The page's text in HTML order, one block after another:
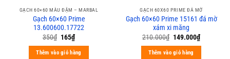
GẠCH 60×60 MÀU ĐẬM – MARBAL
Gạch 60×60 Prime
13.600600.17722
350₫ 165₫
Thêm vào giỏ hàng
GẠCH 60X60 PRIME ĐÁ MỜ
Gạch 60×60 Prime 15161 đá mờ
xám xi măng
210.000₫ 149.000₫
Thêm vào giỏ hàng